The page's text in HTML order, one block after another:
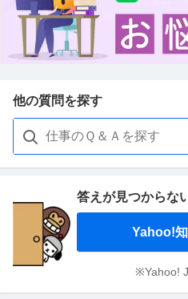
他の質問を探す
答えが見つからな
Yahoo!
※Yahoo!